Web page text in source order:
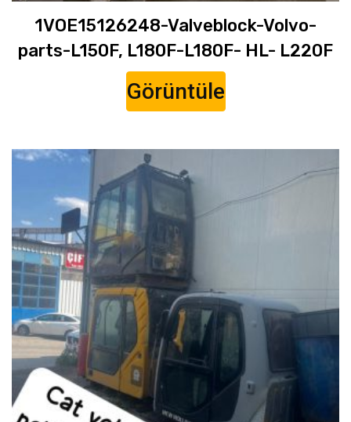
1VOE15126248-Valveblock-Volvo-
parts-L150F, L180F-L180F- HL- L220F
Görüntüle